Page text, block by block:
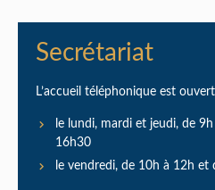
Secrétariat
L’accueil téléphonique est
le lundi, mardi et jeudi, de
16h30
le vendredi, de 10h à 12h et